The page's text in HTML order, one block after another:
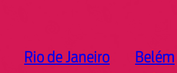
Rio de Janeiro Belém